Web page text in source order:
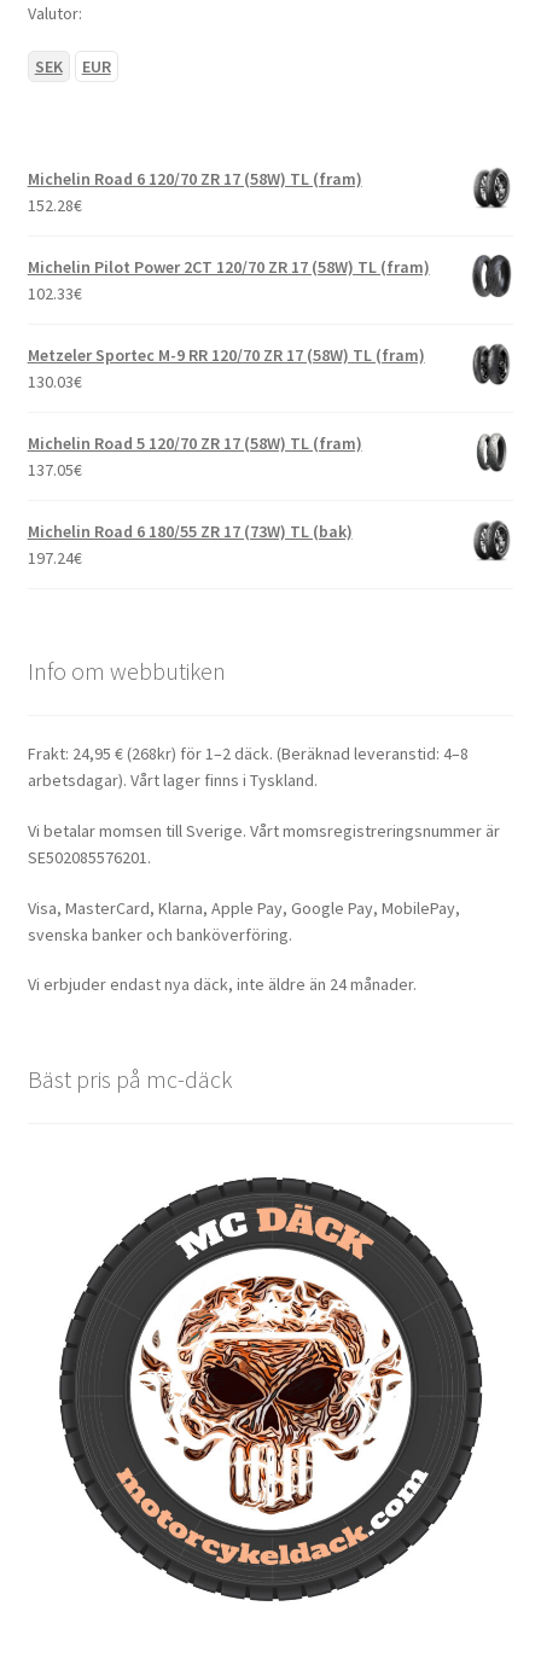
Valutor:
SEK EUR
Michelin Road 6 120/70 ZR 17 (58W) TL (fram)
152.28€
Michelin Pilot Power 2CT 120/70 ZR 17 (58W) TL (fram)
102.33€
Metzeler Sportec M-9 RR 120/70 ZR 17 (58W) TL (fram)
130.03€
Michelin Road 5 120/70 ZR 17 (58W) TL (fram)
137.05€
Michelin Road 6 180/55 ZR 17 (73W) TL (bak)
197.24€
Info om webbutiken
Frakt: 24,95 € (268kr) för 1–2 däck. (Beräknad leveranstid: 4–8
arbetsdagar). Vårt lager finns i Tyskland.
Vi betalar momsen till Sverige. Vårt momsregistreringsnummer är
SE502085576201.
Visa, MasterCard, Klarna, Apple Pay, Google Pay, MobilePay,
svenska banker och banköverföring.
Vi erbjuder endast nya däck, inte äldre än 24 månader.
Bäst pris på mc-däck